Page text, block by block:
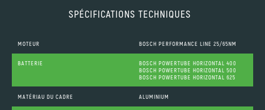
SPÉCIFICATIONS TECHNIQUES
MOTEUR BOSCH PERFORMANCE LINE 25/65NM
BATTERIE
BOSCH POWERTUBE HORIZONTAL 400
BOSCH POWERTUBE HORIZONTAL 500
BOSCH POWERTUBE HORIZONTAL 625
MATÉRIAU DU CADRE ALUMINIUM